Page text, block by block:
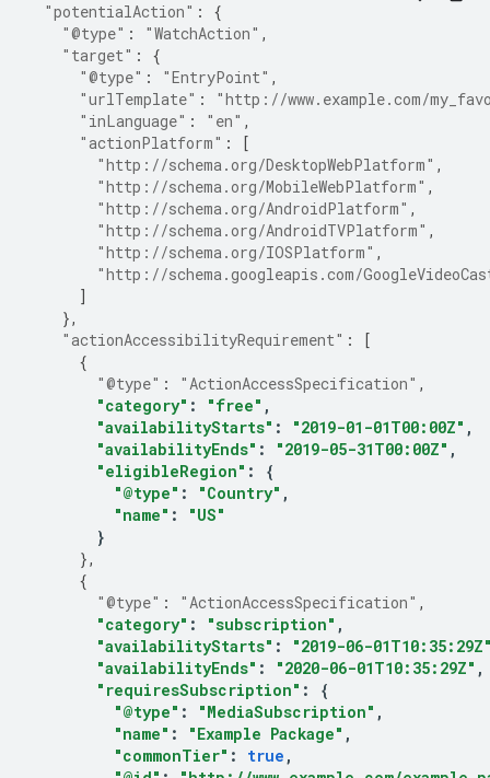
"potentialAction" :
{
"@type" : "WatchAction" ,
"target" :
{
"@type" : "EntryPoint" ,
"urlTemplate" :
"http://www.example.com/
"inLanguage" : "en" ,
"actionPlatform" :
[
"http://schema.org/DesktopWebPlatform" ,
"http://schema.org/MobileWebPlatform" ,
"http://schema.org/AndroidPlatform" ,
"http://schema.org/AndroidTVPlatform" ,
"http://schema.org/IOSPlatform" ,
"http://schema.googleapis.com/
]
},
"actionAccessibilityRequirement" :
[
{
"@type" : "ActionAccessSpecification" ,
"category" : "free" ,
"availabilityStarts" : "2019-01-01T00:00Z" ,
"availabilityEnds" : "2019-05-31T00:00Z" ,
"eligibleRegion" :
{
"@type" : "Country" ,
"name" :
"US"
}
},
{
"@type" : "ActionAccessSpecification" ,
"category" : "subscription" ,
"availabilityStarts" :
"2019-06-
"availabilityEnds" : "2020-06-01T10:35:29Z" ,
"requiresSubscription" :
{
"@type" : "MediaSubscription" ,
"name" : "Example Package" ,
"commonTier" : true ,